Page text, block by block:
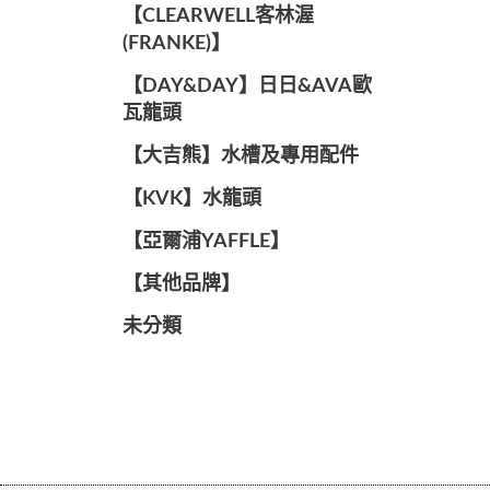
️【CLEARWELL客林渥
(FRANKE)】️
️【DAY&DAY】️日日&AVA歐
瓦龍頭
【大吉熊】水槽及專用配件
️【KVK】水龍頭️
【亞爾浦YAFFLE】
️【其他品牌】️
未分類